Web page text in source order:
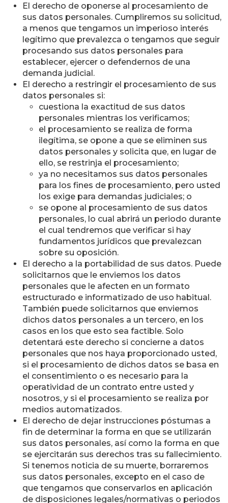
El derecho de oponerse al procesamiento de
sus datos personales. Cumpliremos su solicitud,
a menos que tengamos un imperioso interés
legítimo que prevalezca o tengamos que seguir
procesando sus datos personales para
establecer, ejercer o defendernos de una
demanda judicial.
El derecho a restringir el procesamiento de sus
datos personales si:
cuestiona la exactitud de sus datos
personales mientras los verificamos;
el procesamiento se realiza de forma
ilegítima, se opone a que se eliminen sus
datos personales y solicita que, en lugar de
ello, se restrinja el procesamiento;
ya no necesitamos sus datos personales
para los fines de procesamiento, pero usted
los exige para demandas judiciales; o
se opone al procesamiento de sus datos
personales, lo cual abrirá un periodo durante
el cual tendremos que verificar si hay
fundamentos jurídicos que prevalezcan
sobre su oposición.
El derecho a la portabilidad de sus datos. Puede
solicitarnos que le enviemos los datos
personales que le afecten en un formato
estructurado e informatizado de uso habitual.
También puede solicitarnos que enviemos
dichos datos personales a un tercero, en los
casos en los que esto sea factible. Solo
detentará este derecho si concierne a datos
personales que nos haya proporcionado usted,
si el procesamiento de dichos datos se basa en
el consentimiento o es necesario para la
operatividad de un contrato entre usted y
nosotros, y si el procesamiento se realiza por
medios automatizados.
El derecho de dejar instrucciones póstumas a
fin de determinar la forma en que se utilizarán
sus datos personales, así como la forma en que
se ejercitarán sus derechos tras su fallecimiento.
Si tenemos noticia de su muerte, borraremos
sus datos personales, excepto en el caso de
que tengamos que conservarlos en aplicación
de disposiciones legales/normativas o periodos